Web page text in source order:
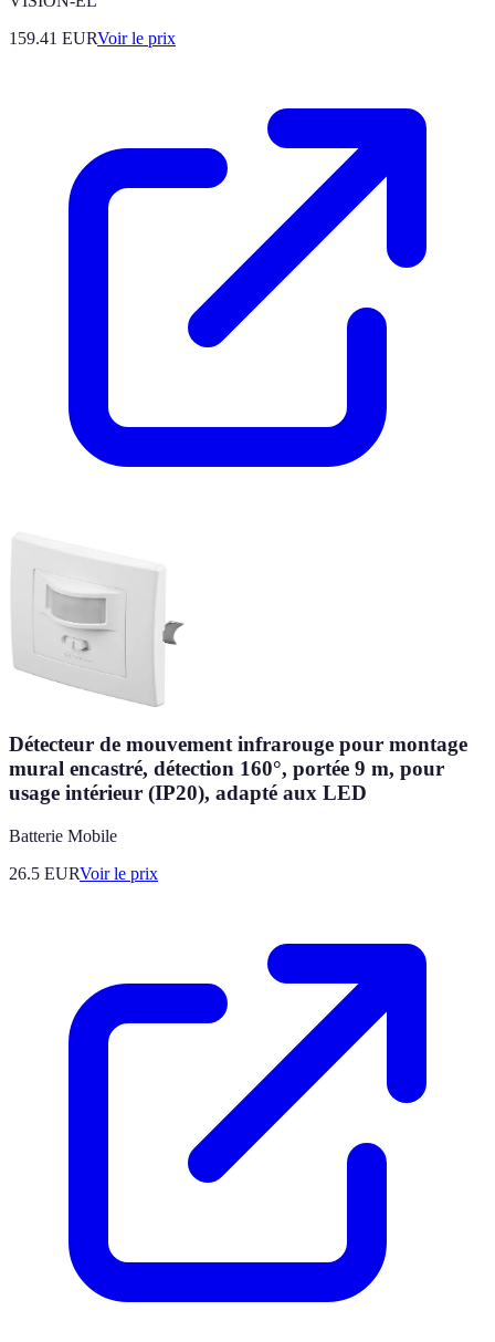
159.41 EURVoir le prix
Détecteur de mouvement infrarouge pour montage
mural encastré, détection 160°, portée 9 m, pour
usage intérieur (IP20), adapté aux LED
Batterie Mobile
26.5 EURVoir le prix